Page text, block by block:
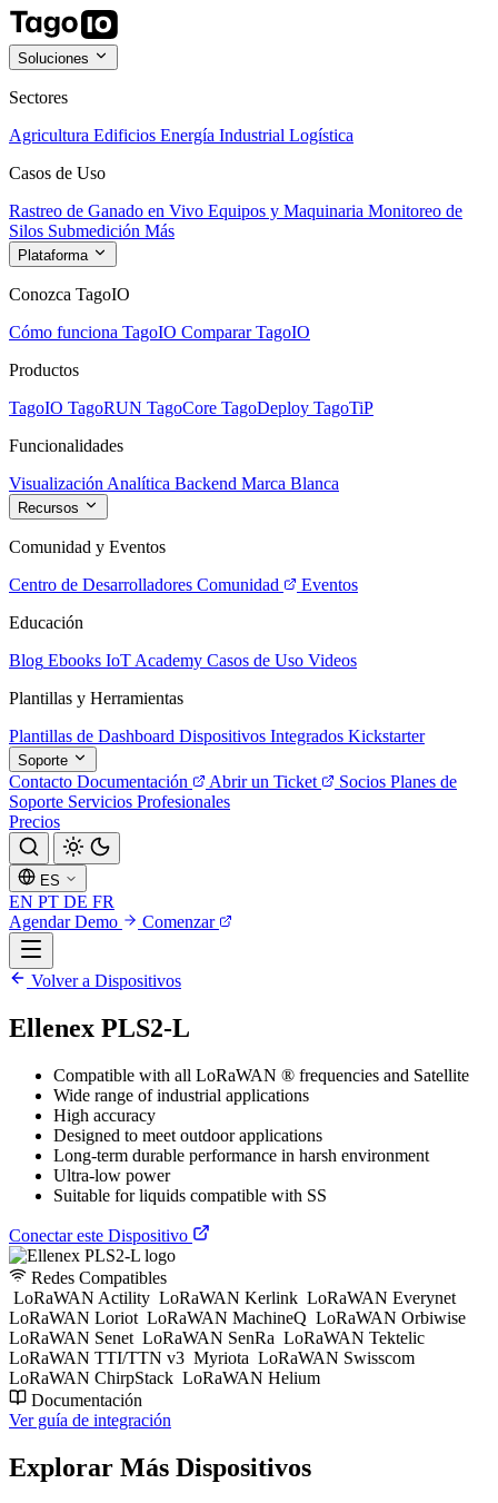
Soluciones
Sectores
Agricultura Edificios Energía Industrial Logística
Casos de Uso
Rastreo de Ganado en Vivo Equipos y Maquinaria Monitoreo de
Silos Submedición Más
Plataforma
Conozca TagoIO
Cómo funciona TagoIO Comparar TagoIO
Productos
TagoIO TagoRUN TagoCore TagoDeploy TagoTiP
Funcionalidades
Visualización Analítica Backend Marca Blanca
Recursos
Comunidad y Eventos
Centro de Desarrolladores Comunidad
Eventos
Educación
Blog Ebooks IoT Academy Casos de Uso Videos
Plantillas y Herramientas
Plantillas de Dashboard Dispositivos Integrados Kickstarter
Soporte
Contacto Documentación Abrir un Ticket Socios Planes de
Soporte Servicios Profesionales
Precios
ES
EN PT DE FR
Agendar Demo
Comenzar
Volver a Dispositivos
Ellenex PLS2-L
Compatible with all LoRaWAN ® frequencies and Satellite
Wide range of industrial applications
High accuracy
Designed to meet outdoor applications
Long-term durable performance in harsh environment
Ultra-low power
Suitable for liquids compatible with SS
Conectar este Dispositivo
Redes Compatibles
LoRaWAN Actility LoRaWAN Kerlink LoRaWAN Everynet
LoRaWAN Loriot LoRaWAN MachineQ LoRaWAN Orbiwise
LoRaWAN Senet LoRaWAN SenRa LoRaWAN Tektelic
LoRaWAN TTI/TTN v3 Myriota LoRaWAN Swisscom
LoRaWAN ChirpStack LoRaWAN Helium
Documentación
Ver guía de integración
Explorar Más Dispositivos